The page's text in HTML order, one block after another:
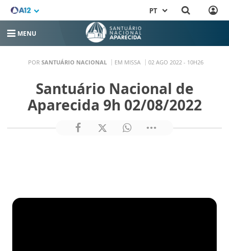
PT
MENU
POR SANTUÁRIO NACIONAL EM MISSA 02 AGO 2022 - 10H26
Santuário Nacional de
Aparecida 9h 02/08/2022